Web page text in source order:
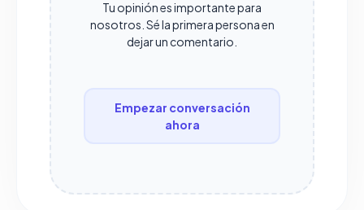
Tu opinión es importante para
nosotros. Sé la primera persona en
dejar un comentario.
Empezar conversación
ahora